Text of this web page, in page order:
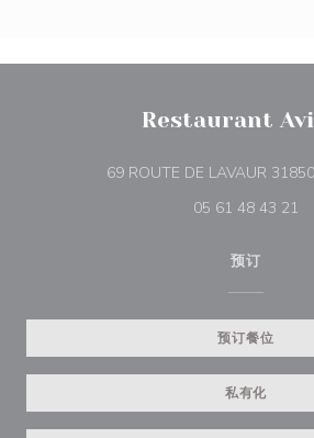
Restaurant
69 ROUTE DE LAVAUR
05 61 48 43 21
预订
预订餐位
私有化